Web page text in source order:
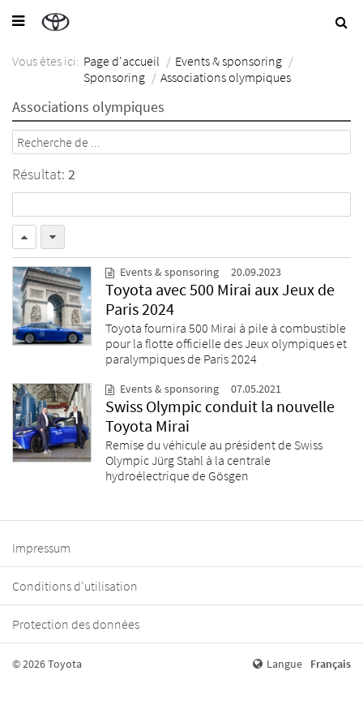
Vous êtes ici: Page d'accueil / Events & sponsoring /
Sponsoring / Associations olympiques
Associations olympiques
Résultat: 2
Events & sponsoring 20.09.2023
Toyota avec 500 Mirai aux Jeux de
Paris 2024
Toyota fournira 500 Mirai à pile à combustible
pour la flotte officielle des Jeux olympiques et
paralympiques de Paris 2024
Events & sponsoring 07.05.2021
Swiss Olympic conduit la nouvelle
Toyota Mirai
Remise du véhicule au président de Swiss
Olympic Jürg Stahl à la centrale
hydroélectrique de Gösgen
Impressum
Conditions d’utilisation
Protection des données
© 2026 Toyota Langue Français